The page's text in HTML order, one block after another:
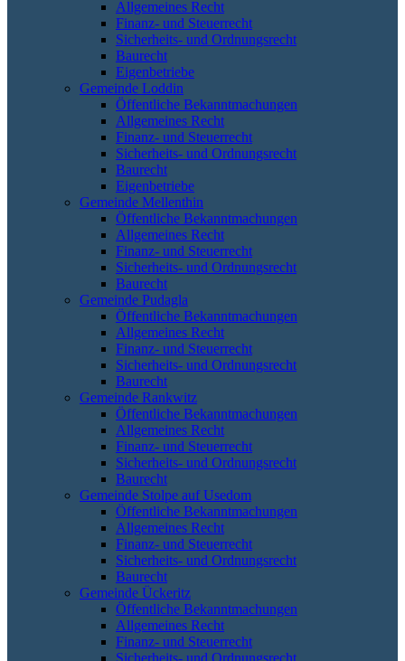
Allgemeines Recht
Finanz- und Steuerrecht
Sicherheits- und Ordnungsrecht
Baurecht
Eigenbetriebe
Gemeinde Loddin
Öffentliche Bekanntmachungen
Allgemeines Recht
Finanz- und Steuerrecht
Sicherheits- und Ordnungsrecht
Baurecht
Eigenbetriebe
Gemeinde Mellenthin
Öffentliche Bekanntmachungen
Allgemeines Recht
Finanz- und Steuerrecht
Sicherheits- und Ordnungsrecht
Baurecht
Gemeinde Pudagla
Öffentliche Bekanntmachungen
Allgemeines Recht
Finanz- und Steuerrecht
Sicherheits- und Ordnungsrecht
Baurecht
Gemeinde Rankwitz
Öffentliche Bekanntmachungen
Allgemeines Recht
Finanz- und Steuerrecht
Sicherheits- und Ordnungsrecht
Baurecht
Gemeinde Stolpe auf Usedom
Öffentliche Bekanntmachungen
Allgemeines Recht
Finanz- und Steuerrecht
Sicherheits- und Ordnungsrecht
Baurecht
Gemeinde Ückeritz
Öffentliche Bekanntmachungen
Allgemeines Recht
Finanz- und Steuerrecht
Sicherheits- und Ordnungsrecht